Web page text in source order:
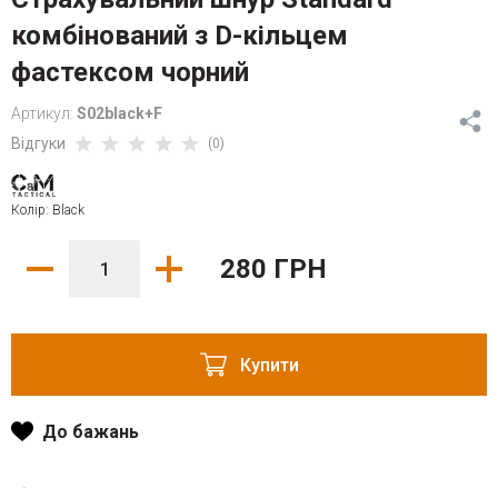
комбінований з D-кільцем
фастексом чорний
Артикул: S02black+F
Відгуки
(0)
Колір: Black
280 ГРН
Купити
До бажань